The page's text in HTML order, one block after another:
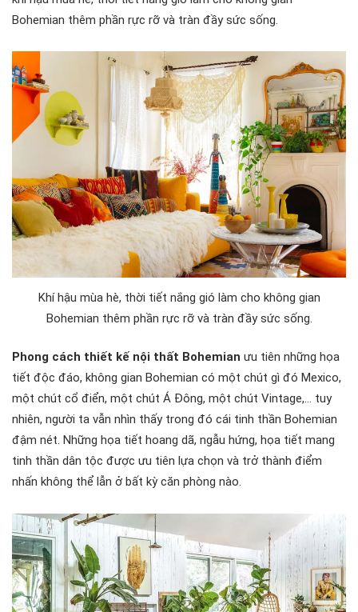
Bohemian thêm phần rực rỡ và tràn đầy sức sống.
Khí hậu mùa hè, thời tiết nắng gió làm cho không gian
Bohemian thêm phần rực rỡ và tràn đầy sức sống.
Phong cách thiết kế nội thất Bohemian ưu tiên những họa
tiết độc đáo, không gian Bohemian có một chút gì đó Mexico,
một chút cổ điển, một chút Á Đông, một chút Vintage,… tuy
nhiên, người ta vẫn nhìn thấy trong đó cái tinh thần Bohemian
đậm nét. Những họa tiết hoang dã, ngẫu hứng, họa tiết mang
tinh thần dân tộc được ưu tiên lựa chọn và trở thành điểm
nhấn không thể lẫn ở bất kỳ căn phòng nào.